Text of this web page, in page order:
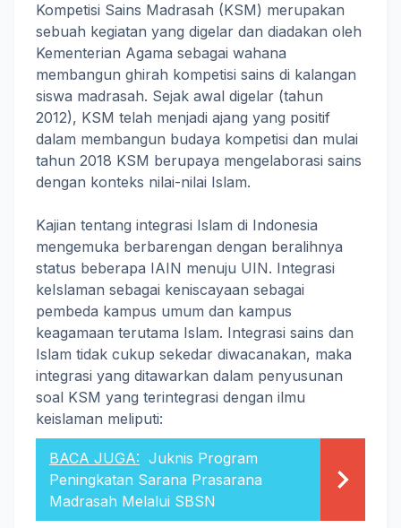
Kompetisi Sains Madrasah (KSM) merupakan
sebuah kegiatan yang digelar dan diadakan oleh
Kementerian Agama sebagai wahana
membangun ghirah kompetisi sains di kalangan
siswa madrasah. Sejak awal digelar (tahun
2012), KSM telah menjadi ajang yang positif
dalam membangun budaya kompetisi dan mulai
tahun 2018 KSM berupaya mengelaborasi sains
dengan konteks nilai-nilai Islam.
Kajian tentang integrasi Islam di Indonesia
mengemuka berbarengan dengan beralihnya
status beberapa IAIN menuju UIN. Integrasi
keIslaman sebagai keniscayaan sebagai
pembeda kampus umum dan kampus
keagamaan terutama Islam. Integrasi sains dan
Islam tidak cukup sekedar diwacanakan, maka
integrasi yang ditawarkan dalam penyusunan
soal KSM yang terintegrasi dengan ilmu
keislaman meliputi:
BACA JUGA: Juknis Program
Peningkatan Sarana Prasarana
Madrasah Melalui SBSN